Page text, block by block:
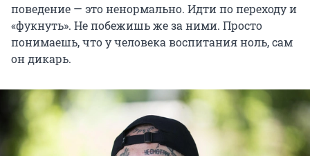
поведение — это ненормально. Идти по переходу и
«фукнуть». Не побежишь же за ними. Просто
понимаешь, что у человека воспитания ноль, сам
он дикарь.